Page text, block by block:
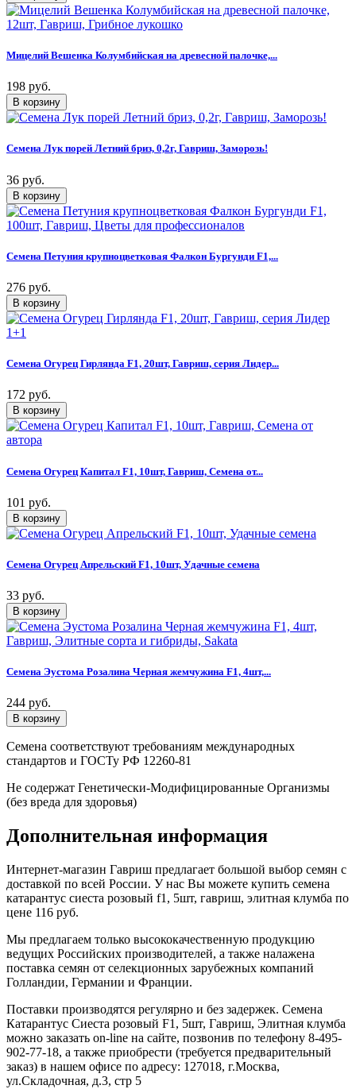
Мицелий Вешенка Колумбийская на древесной палочке,...
198 руб.
Семена Лук порей Летний бриз, 0,2г, Гавриш, Заморозь!
36 руб.
Семена Петуния крупноцветковая Фалкон Бургунди F1,...
276 руб.
Семена Огурец Гирлянда F1, 20шт, Гавриш, серия Лидер...
172 руб.
Семена Огурец Капитал F1, 10шт, Гавриш, Семена от...
101 руб.
Семена Огурец Апрельский F1, 10шт, Удачные семена
33 руб.
Семена Эустома Розалина Черная жемчужина F1, 4шт,...
244 руб.
Семена соответствуют требованиям международных
стандартов и ГОСТу РФ 12260-81
Не содержат Генетически-Модифицированные Организмы
(без вреда для здоровья)
Дополнительная информация
Интернет-магазин Гавриш предлагает большой выбор семян с
доставкой по всей России. У нас Вы можете купить семена
катарантус сиеста розовый f1, 5шт, гавриш, элитная клумба по
цене 116 руб.
Мы предлагаем только высококачественную продукцию
ведущих Российских производителей, а также налажена
поставка семян от селекционных зарубежных компаний
Голландии, Германии и Франции.
Поставки производятся регулярно и без задержек. Семена
Катарантус Сиеста розовый F1, 5шт, Гавриш, Элитная клумба
можно заказать on-line на сайте, позвонив по телефону 8-495-
902-77-18, а также приобрести (требуется предварительный
заказ) в нашем офисе по адресу: 127018, г.Москва,
ул.Складочная, д.3, стр 5